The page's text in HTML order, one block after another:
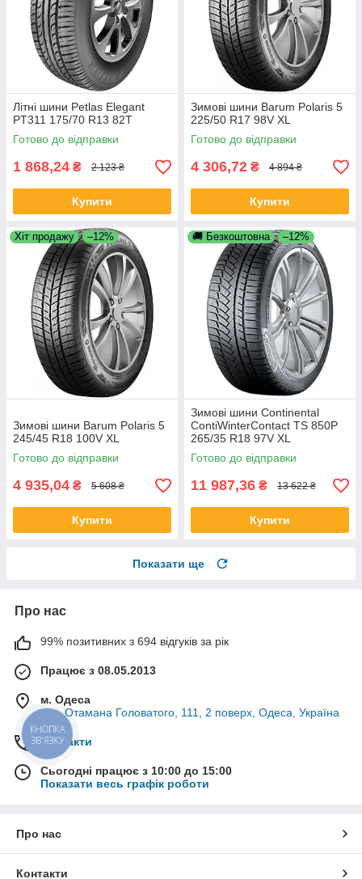
Літні шини Petlas Elegant
PT311 175/70 R13 82T
Готово до відправки
1 868,24 ₴ 2 123 ₴
Купити
Зимові шини Barum Polaris 5
225/50 R17 98V XL
Готово до відправки
4 306,72 ₴ 4 894 ₴
Купити
Хіт продажу –12%
Зимові шини Barum Polaris 5
245/45 R18 100V XL
Готово до відправки
4 935,04 ₴ 5 608 ₴
Купити
🚚 Безкоштовна –12%
Зимові шини Continental
ContiWinterContact TS 850P
265/35 R18 97V XL
Готово до відправки
11 987,36 ₴ 13 622 ₴
Купити
Показати ще
Про нас
99% позитивних з 694 відгуків за рік
Працює з 08.05.2013
м. Одеса
вул. Отамана Головатого, 111, 2 поверх, Одеса, Україна
Контакти
Сьогодні працює з 10:00 до 15:00
Показати весь графік роботи
Про нас
Контакти
КНОПКА
ЗВ'ЯЗКУ